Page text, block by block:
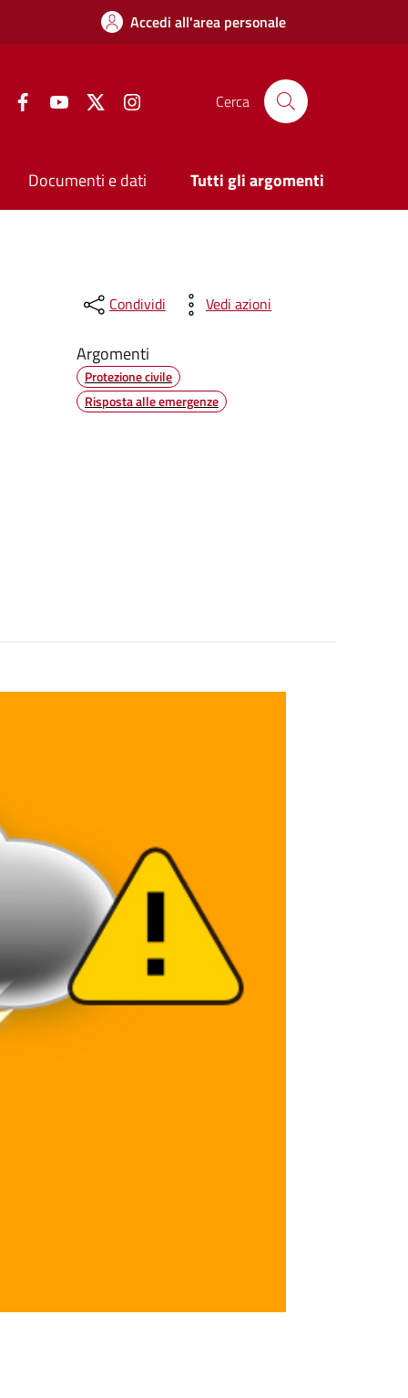
Accedi all'area personale
FacebookYouTube Twitter Cerca
Documenti e dati Tutti gli argomenti
Condividi Vedi azioni
Argomenti
Protezione civile
Risposta alle emergenze